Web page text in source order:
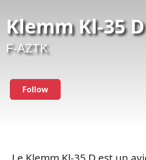
Klemm Kl-35 D
F-AZTK
Follow